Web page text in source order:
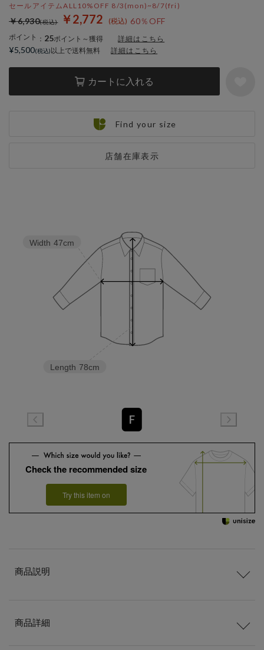
セールアイテムALL10%OFF 8/3(mon)~8/7(fri)
￥2,772 60％OFF
￥6,930
ポイント ： 25ポイント～獲得 詳細はこちら
カートに入れる
店舗在庫表示
¥5,500 以上で送料無料 詳細はこちら
Find your size
Length 78cm
Width 47cm
F
Check the recommended size
Try this item on
商品説明
商品詳細